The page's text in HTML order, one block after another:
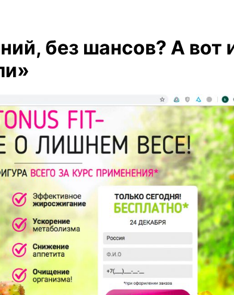
без шансов? А вот